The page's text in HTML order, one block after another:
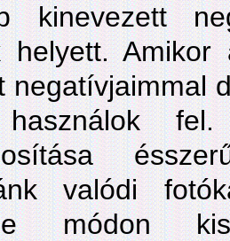
kinevezett
helyett.
negatívjaimmal
használok
valódi
módon